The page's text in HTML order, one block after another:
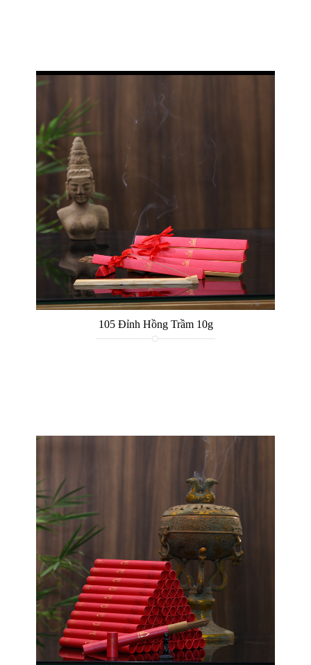
105 Đỉnh Hồng Trầm 10g